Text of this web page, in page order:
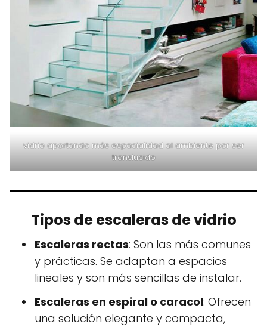
vidrio aportando más espacialidad al ambiente por ser
translucido
Tipos de escaleras de vidrio
Escaleras rectas: Son las más comunes
y prácticas. Se adaptan a espacios
lineales y son más sencillas de instalar.
Escaleras en espiral o caracol: Ofrecen
una solución elegante y compacta,